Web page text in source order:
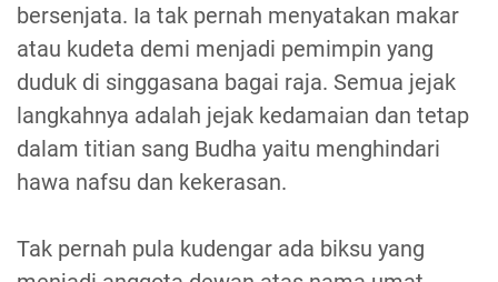
bersenjata. Ia tak pernah menyatakan makar
atau kudeta demi menjadi pemimpin yang
duduk di singgasana bagai raja. Semua jejak
langkahnya adalah jejak kedamaian dan tetap
dalam titian sang Budha yaitu menghindari
hawa nafsu dan kekerasan.
Tak pernah pula kudengar ada biksu yang